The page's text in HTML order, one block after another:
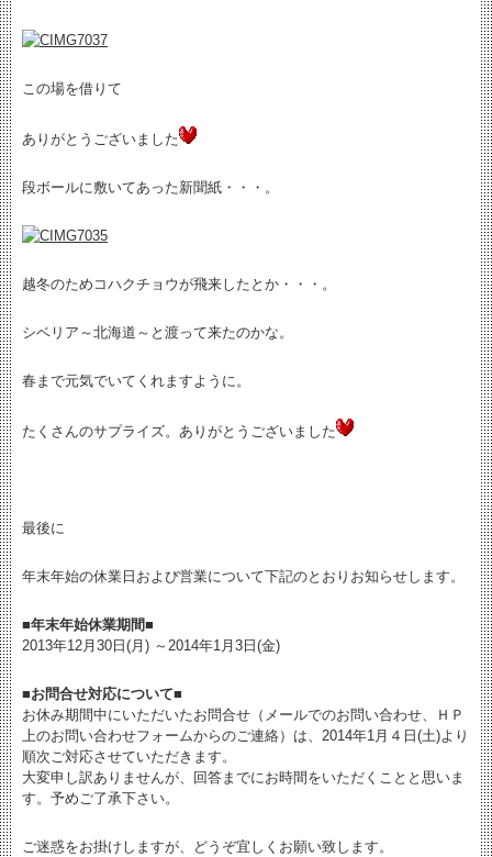
この場を借りて
ありがとうございました
段ボールに敷いてあった新聞紙・・・。
越冬のためコハクチョウが飛来したとか・・・。
シベリア～北海道～と渡って来たのかな。
春まで元気でいてくれますように。
たくさんのサプライズ。ありがとうございました
最後に
年末年始の休業日および営業について下記のとおりお知らせします。
■年末年始休業期間■
2013年12月30日(月) ～2014年1月3日(金)
■お問合せ対応について■
お休み期間中にいただいたお問合せ（メールでのお問い合わせ、ＨＰ
上のお問い合わせフォームからのご連絡）は、2014年1月４日(土)より
順次ご対応させていただきます。
大変申し訳ありませんが、回答までにお時間をいただくことと思いま
す。予めご了承下さい。
ご迷惑をお掛けしますが、どうぞ宜しくお願い致します。